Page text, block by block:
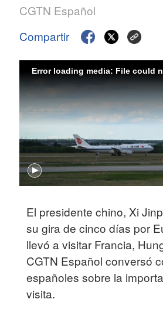
CGTN Español
Compartir
Error loading media: File could
El presidente chino, Xi
su gira de cinco días por
llevó a visitar Francia,
CGTN Español conversó
españoles sobre la
visita.